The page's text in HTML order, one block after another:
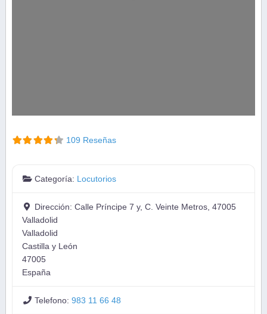
109 Reseñas
Categoría: Locutorios
Dirección:Calle Príncipe 7 y, C. Veinte Metros, 47005
Valladolid
Valladolid
Castilla y León
47005
España
Telefono:983 11 66 48